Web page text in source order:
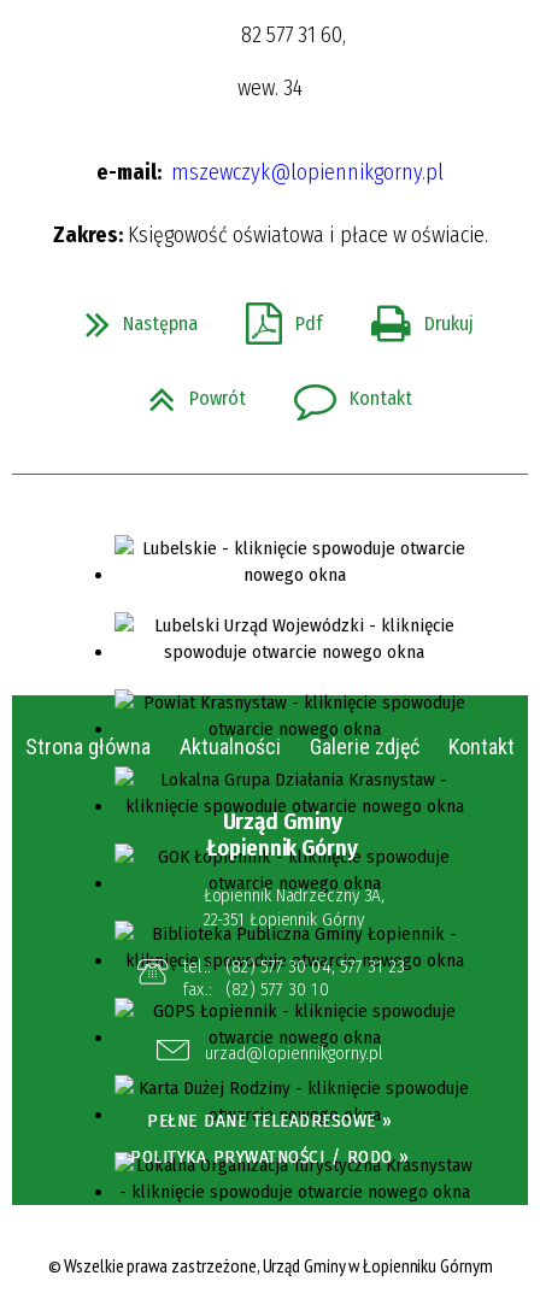
82 577 31 60,
wew. 34
e-mail: mszewczyk@lopiennikgorny.pl
Zakres: Księgowość oświatowa i płace w oświacie.
Następna Pdf Drukuj
Powrót Kontakt
Strona główna Aktualności Galerie zdjęć Kontakt
Urząd Gminy
Łopiennik Górny
Łopiennik Nadrzeczny 3A,
22-351 Łopiennik Górny
tel.: (82) 577 30 04,577 31 23
fax.:
(82) 577 30 10
urzad@lopiennikgorny.pl
PEŁNE DANE TELEADRESOWE »
POLITYKA PRYWATNOŚCI / RODO »
© Wszelkie prawa zastrzeżone, Urząd Gminy w Łopienniku Górnym